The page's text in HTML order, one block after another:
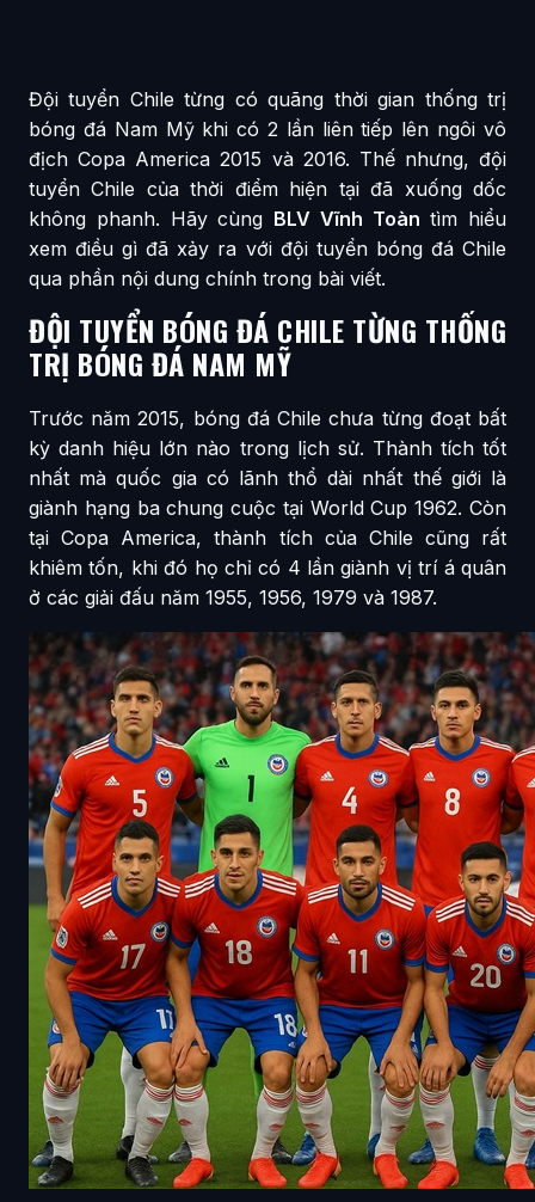
Đội tuyển Chile từng có quãng thời gian thống trị
bóng đá Nam Mỹ khi có 2 lần liên tiếp lên ngôi vô
địch Copa America 2015 và 2016. Thế nhưng, đội
tuyển Chile của thời điểm hiện tại đã xuống dốc
không phanh. Hãy cùng BLV Vĩnh Toàn tìm hiểu
xem điều gì đã xảy ra với đội tuyển bóng đá Chile
qua phần nội dung chính trong bài viết.
ĐỘI TUYỂN BÓNG ĐÁ CHILE TỪNG THỐNG
TRỊ BÓNG ĐÁ NAM MỸ
Trước năm 2015, bóng đá Chile chưa từng đoạt bất
kỳ danh hiệu lớn nào trong lịch sử. Thành tích tốt
nhất mà quốc gia có lãnh thổ dài nhất thế giới là
giành hạng ba chung cuộc tại World Cup 1962. Còn
tại Copa America, thành tích của Chile cũng rất
khiêm tốn, khi đó họ chỉ có 4 lần giành vị trí á quân
ở các giải đấu năm 1955, 1956, 1979 và 1987.